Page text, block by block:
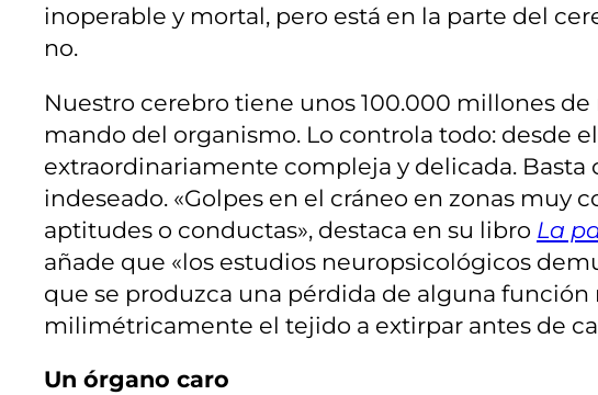
inoperable y mortal, pero está en la parte del
no.
Nuestro cerebro tiene unos 100.000 millones
mando del organismo. Lo controla todo: desde
extraordinariamente compleja y delicada.
indeseado. «Golpes en el cráneo en zonas muy
aptitudes o conductas», destaca en su libro La
añade que «los estudios neuropsicológicos
que se produzca una pérdida de alguna
milimétricamente el tejido a extirpar antes de
Un órgano caro